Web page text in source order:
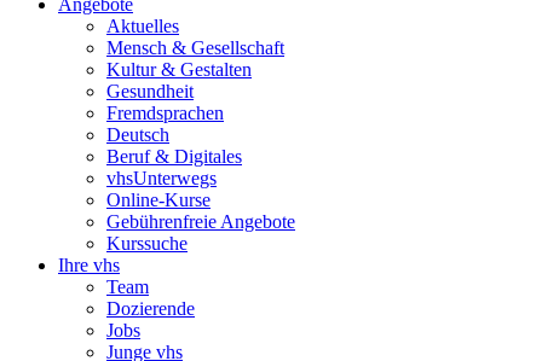
Angebote
Aktuelles
Mensch & Gesellschaft
Kultur & Gestalten
Gesundheit
Fremdsprachen
Deutsch
Beruf & Digitales
vhsUnterwegs
Online-Kurse
Gebührenfreie Angebote
Kurssuche
Ihre vhs
Team
Dozierende
Jobs
Junge vhs